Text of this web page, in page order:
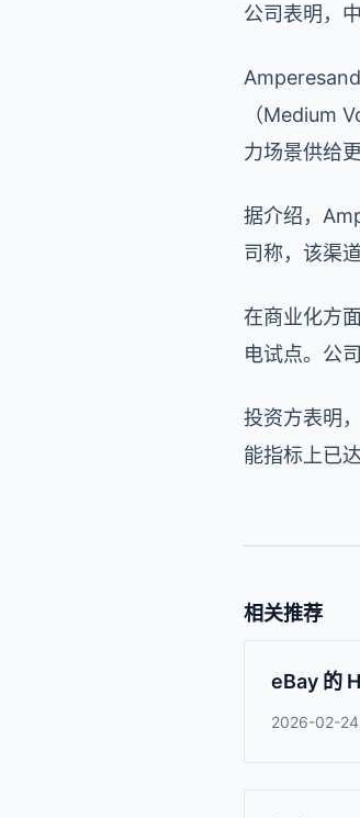
公司表明，
（Medium
力场景供给
据介绍，
司称，该渠
在商业化方
电试点。公
投资方表明
能指标上已
相关推荐
eBay 的
2026-02-